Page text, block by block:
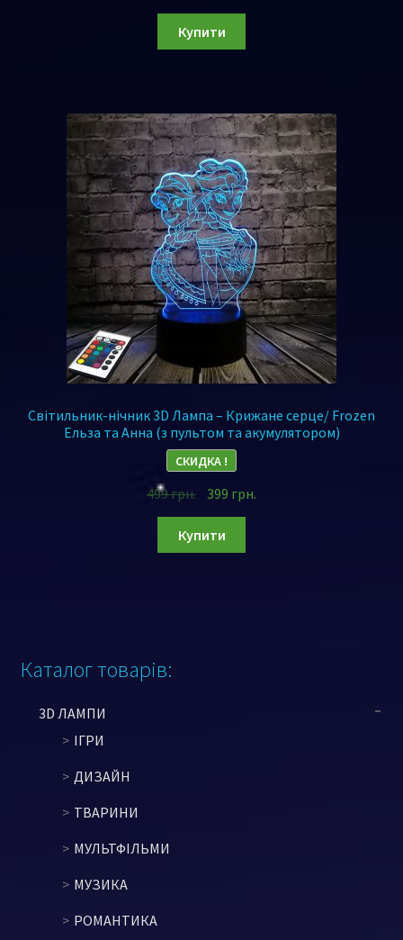
Купити
Світильник-нічник 3D Лампа – Крижане серце/ Frozen
Ельза та Анна (з пультом та акумулятором)
СКИДКА !
499грн. 399 грн.
Купити
Каталог товарів:
3D ЛАМПИ
ІГРИ
ДИЗАЙН
ТВАРИНИ
МУЛЬТФІЛЬМИ
МУЗИКА
РОМАНТИКА